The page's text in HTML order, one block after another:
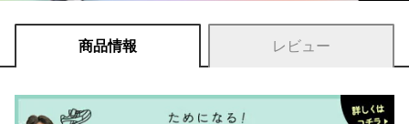
商品情報 レビュー